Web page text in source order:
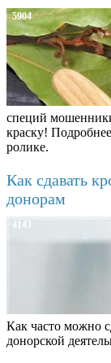
5904
специй
краску!
ролике.
Как сдавать
донорам
4143
Как часто можно
донорской